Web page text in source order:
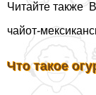
Читайте также
чайот-
Что такое